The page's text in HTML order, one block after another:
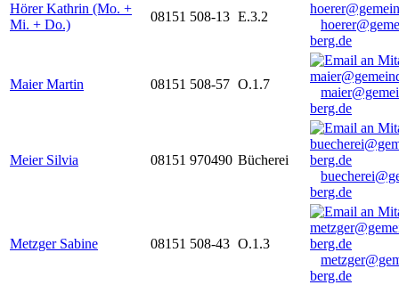
Hörer Kathrin (Mo. +
Mi. + Do.)
08151 508-13 E.3.2
berg.de
Maier Martin 08151 508-57 O.1.7
berg.de
Meier Silvia 08151 970490 Bücherei
berg.de
Metzger Sabine 08151 508-43 O.1.3
berg.de